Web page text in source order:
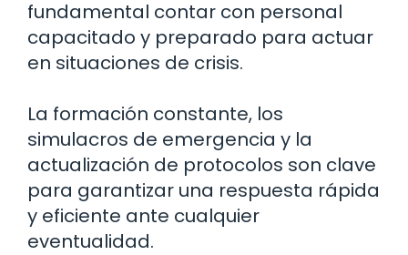
fundamental contar con personal
capacitado y preparado para actuar
en situaciones de crisis.
La formación constante, los
simulacros de emergencia y la
actualización de protocolos son clave
para garantizar una respuesta rápida
y eficiente ante cualquier
eventualidad.